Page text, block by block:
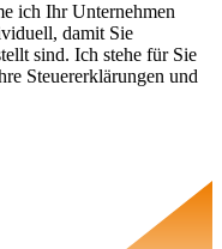
ich Ihr Unternehmen
damit Sie
sind. Ich stehe für Sie
Steuererklärungen und